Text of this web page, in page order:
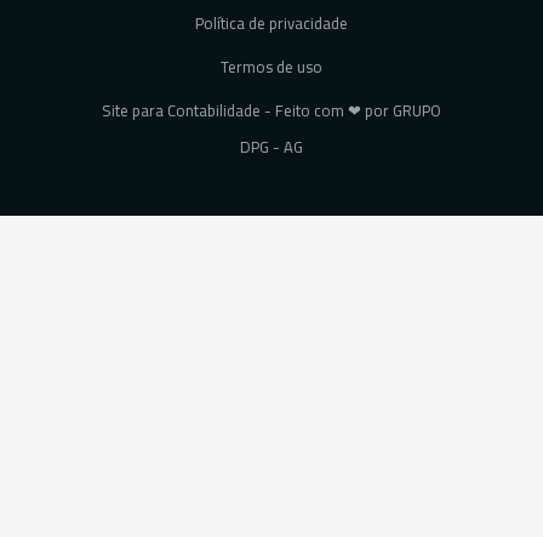
Política de privacidade
Termos de uso
Site para Contabilidade - Feito com ❤ por GRUPO
DPG - AG